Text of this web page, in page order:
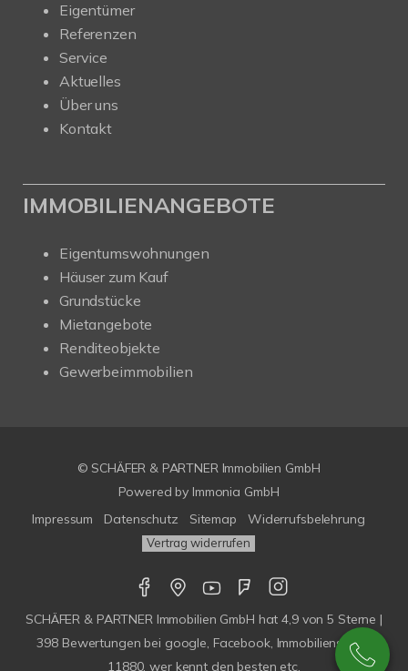
Eigentümer
Referenzen
Service
Aktuelles
Über uns
Kontakt
IMMOBILIENANGEBOTE
Eigentumswohnungen
Häuser zum Kauf
Grundstücke
Mietangebote
Renditeobjekte
Gewerbeimmobilien
© SCHÄFER & PARTNER Immobilien GmbH
Powered by Immonia GmbH
Impressum
Datenschutz Sitemap Widerrufsbelehrung
Vertrag widerrufen
SCHÄFER & PARTNER Immobilien GmbH hat4,9von5 Sterne |
398 Bewertungen bei google, Facebook, Immobilienscout,
11880, wer kennt den besten etc.